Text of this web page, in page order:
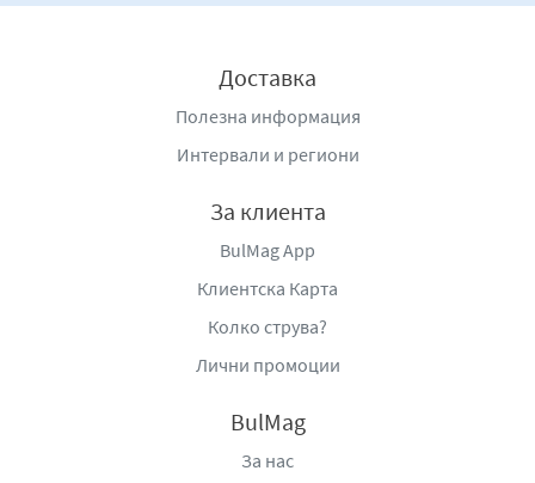
текстура и хрупкав контраст, този сладолед предлага
балансирано и наситено десертно изживяване, което
съчетава класика и модерна текстура във всяка
: „Юниливър Айс Крийм България“ ЕООД,
с. Дебелец 5030, Промишлена зона, България; e-
contact.usce@unilever.com.
Доставка
Полезна информация
Интервали и региони
За клиента
BulMag App
Клиентска Карта
Колко струва?
Лични промоции
BulMag
За нас